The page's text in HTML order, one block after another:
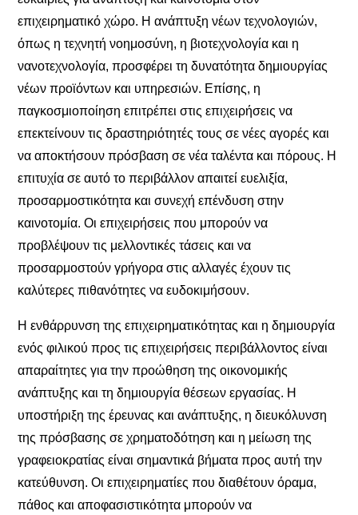
επιχειρηματικό χώρο. Η ανάπτυξη νέων τεχνολογιών,
όπως η τεχνητή νοημοσύνη, η βιοτεχνολογία και η
νανοτεχνολογία, προσφέρει τη δυνατότητα δημιουργίας
νέων προϊόντων και υπηρεσιών. Επίσης, η
παγκοσμιοποίηση επιτρέπει στις επιχειρήσεις να
επεκτείνουν τις δραστηριότητές τους σε νέες αγορές και
να αποκτήσουν πρόσβαση σε νέα ταλέντα και πόρους. Η
επιτυχία σε αυτό το περιβάλλον απαιτεί ευελιξία,
προσαρμοστικότητα και συνεχή επένδυση στην
καινοτομία. Οι επιχειρήσεις που μπορούν να
προβλέψουν τις μελλοντικές τάσεις και να
προσαρμοστούν γρήγορα στις αλλαγές έχουν τις
καλύτερες πιθανότητες να ευδοκιμήσουν.
Η ενθάρρυνση της επιχειρηματικότητας και η δημιουργία
ενός φιλικού προς τις επιχειρήσεις περιβάλλοντος είναι
απαραίτητες για την προώθηση της οικονομικής
ανάπτυξης και τη δημιουργία θέσεων εργασίας. Η
υποστήριξη της έρευνας και ανάπτυξης, η διευκόλυνση
της πρόσβασης σε χρηματοδότηση και η μείωση της
γραφειοκρατίας είναι σημαντικά βήματα προς αυτή την
κατεύθυνση. Οι επιχειρηματίες που διαθέτουν όραμα,
πάθος και αποφασιστικότητα μπορούν να